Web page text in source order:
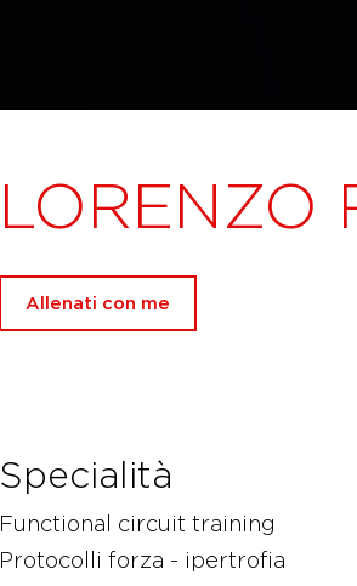
LORENZO
Allenati con me
Specialità
Functional circuit training
Protocolli forza - ipertrofia